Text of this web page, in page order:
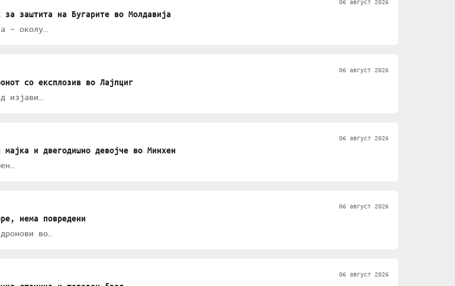
заштита на Бугарите во Молдавија
– околу…
06 август 2026
со експлозив во Лајпциг
изјави…
06 август 2026
и двегодишно девојче во Минхен
06 август 2026
нема повредени
во…
06 август 2026